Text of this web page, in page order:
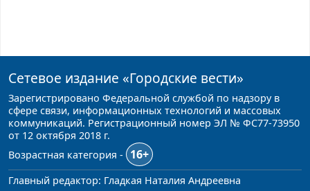
Сетевое издание «Городские вести»
Зарегистрировано Федеральной службой по надзору в
сфере связи, информационных технологий и массовых
коммуникаций. Регистрационный номер ЭЛ № ФС77-73950
от 12 октября 2018 г.
Возрастная категория -
16+
Главный редактор: Гладкая Наталия Андреевна